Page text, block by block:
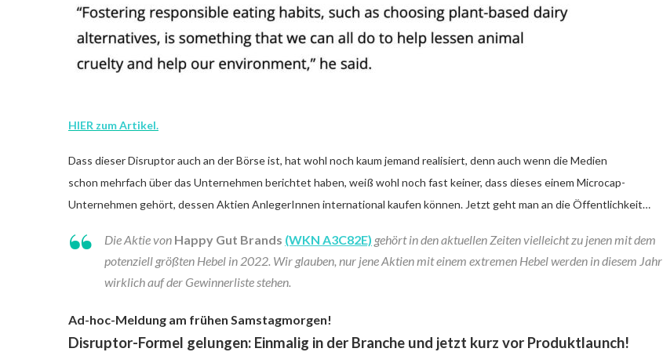
HIER zum Artikel.
Dass dieser Disruptor auch an der Börse ist, hat wohl noch kaum jemand realisiert, denn auch wenn die Medien
schon mehrfach über das Unternehmen berichtet haben, weiß wohl noch fast keiner, dass dieses einem Microcap-
Unternehmen gehört, dessen Aktien AnlegerInnen international kaufen können. Jetzt geht man an die Öffentlichkeit…
Die Aktie von Happy Gut Brands (WKN A3C82E) gehört in den aktuellen Zeiten vielleicht zu jenen mit dem
potenziell größten Hebel in 2022. Wir glauben, nur jene Aktien mit einem extremen Hebel werden in diesem Jahr
wirklich auf der Gewinnerliste stehen.
Ad-hoc-Meldung am frühen Samstagmorgen!
Disruptor-Formel gelungen: Einmalig in der Branche und jetzt kurz vor Produktlaunch!